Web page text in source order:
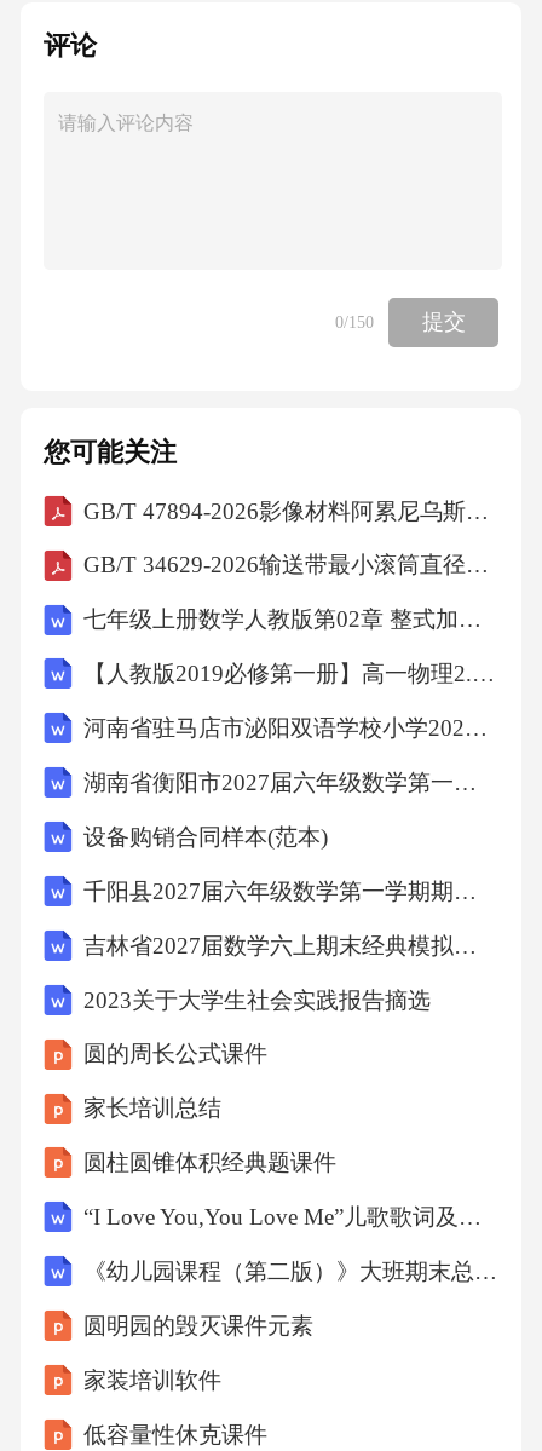
时发现并调整药物治疗方案，预防低钾血症的
应增加富含钾的食物摄入，如香蕉、土豆和绿
测03避免不必要的利尿剂使用，因为它们可能
导致钾的过度流失，增加低钾血症的风险。避
测显示血钾水平显著下降，需紧急补钾治疗。
急性肾功能衰竭导致的低钾血症一位患有高血
压的患者长期服用利尿剂，导致体内钾离子大
剂引发的低钾血症一名年轻男性患者反复出现
四肢无力，经检查发现血钾水平异常低，诊断
为周期性麻痹。周期性麻痹与低钾血症一名节
食减肥的女性因摄入食物中钾含量不足，导致
的低钾血症治疗过程分析通过静脉补钾或口服
钾剂，逐步调整血钾水平，恢复电解质平衡。
电解质平衡的恢复治疗过程中持续监测心电
图，以评估血钾水平对心脏功能的影响。监测
心电图变化根据患者具体情况，调整利尿剂等
可能影响钾水平的药物使用。药物治疗的调整
预后与随访长期预后评估低钾血症患者经过治
疗后，需定期检查血钾水平，评估心脏和肌肉
据患者病情严重程度和治疗反应，制定个性化
的随访计划，确保及时调整治疗方案。03生活
方式调整指导教育患者调整饮食习惯，增加富
含钾的食物摄入，避免剧烈运动，以预防低钾
血症复发。低钾血症的最新研究06研究进展利
用基因测序和生物标志物，研究者们正在开发
评论
0/150 提交
您可能关注
GB/T 47894-2026影像材料阿累尼乌斯型预测的试验方法
GB/T 34629-2026输送带最小滚筒直径的确定
七年级上册数学人教版第02章 整式加减测试卷（原卷版）
【人教版2019必修第一册】高一物理2.时间 位移（教学设计）教案
河南省驻马店市泌阳双语学校小学2027届数学三上期末综合测试试题含解析
湖南省衡阳市2027届六年级数学第一学期期末综合测试模拟试题含解析
设备购销合同样本(范本)
千阳县2027届六年级数学第一学期期末监测模拟试题含解析
吉林省2027届数学六上期末经典模拟试题含解析
2023关于大学生社会实践报告摘选
圆的周长公式课件
家长培训总结
圆柱圆锥体积经典题课件
“I Love You,You Love Me”儿歌歌词及特殊教育教学应用指南
《幼儿园课程（第二版）》大班期末总复习方案
圆明园的毁灭课件元素
家装培训软件
低容量性休克课件